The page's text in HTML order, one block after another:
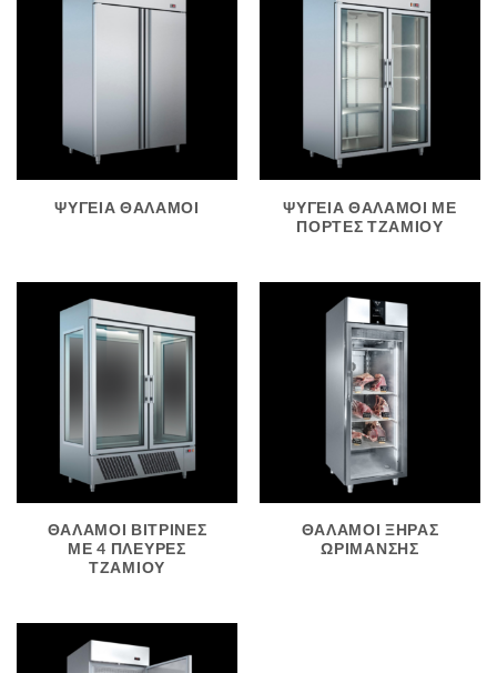
ΨΥΓΕΙΑ ΘΑΛΑΜΟΙ
ΨΥΓΕΙΑ ΘΑΛΑΜΟΙ ΜΕ
ΠΟΡΤΕΣ ΤΖΑΜΙΟΥ
ΘΑΛΑΜΟΙ ΒΙΤΡΙΝΕΣ
ΜΕ 4 ΠΛΕΥΡΕΣ
ΤΖΑΜΙΟΥ
ΘΑΛΑΜΟΙ ΞΗΡΑΣ
ΩΡΙΜΑΝΣΗΣ